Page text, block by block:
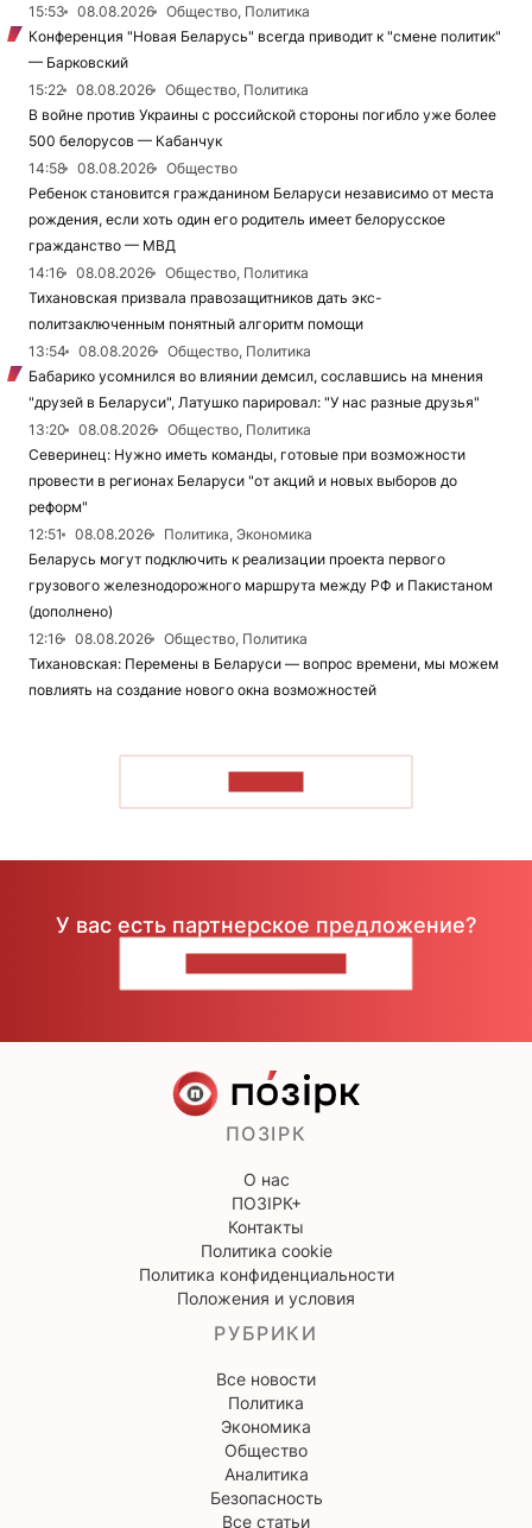
15:53
08.08.2026
Общество, Политика
Конференция "Новая Беларусь" всегда приводит к "смене политик"
— Барковский
15:22
08.08.2026
Общество, Политика
В войне против Украины с российской стороны погибло уже более
500 белорусов — Кабанчук
14:58
08.08.2026
Общество
Ребенок становится гражданином Беларуси независимо от места
рождения, если хоть один его родитель имеет белорусское
гражданство — МВД
14:16
08.08.2026
Общество, Политика
Тихановская призвала правозащитников дать экс-
политзаключенным понятный алгоритм помощи
13:54
08.08.2026
Общество, Политика
Бабарико усомнился во влиянии демсил, сославшись на мнения
"друзей в Беларуси", Латушко парировал: "У нас разные друзья"
13:20
08.08.2026
Общество, Политика
Северинец: Нужно иметь команды, готовые при возможности
провести в регионах Беларуси "от акций и новых выборов до
реформ"
12:51
08.08.2026
Политика, Экономика
Беларусь могут подключить к реализации проекта первого
грузового железнодорожного маршрута между РФ и Пакистаном
(дополнено)
12:16
08.08.2026
Общество, Политика
Тихановская: Перемены в Беларуси — вопрос времени, мы можем
повлиять на создание нового окна возможностей
У вас есть партнерское предложение?
ПОЗІРК
О нас
ПОЗІРК+
Контакты
Политика cookie
Политика конфиденциальности
Положения и условия
РУБРИКИ
Все новости
Политика
Экономика
Общество
Аналитика
Безопасность
Все статьи